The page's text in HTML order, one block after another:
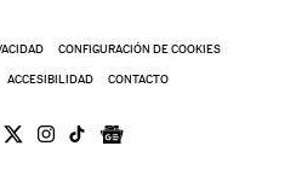
CONFIGURACIÓN DE COOKIES
ACCESIBILIDAD CONTACTO